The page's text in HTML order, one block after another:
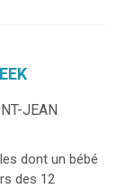
JEAN
dont un bébé
des 12